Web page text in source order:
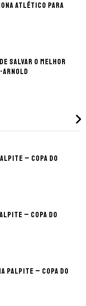
Atlético para
salvar o melhor
Arnold
– Copa do
– Copa do
palpite – Copa do